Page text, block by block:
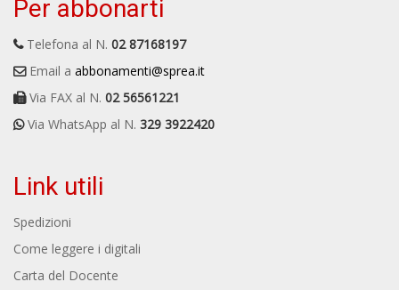
Per abbonarti
Telefona al N. 02 87168197
Email a abbonamenti@sprea.it
Via FAX al N. 02 56561221
Via WhatsApp al N. 329 3922420
Link utili
Spedizioni
Come leggere i digitali
Carta del Docente